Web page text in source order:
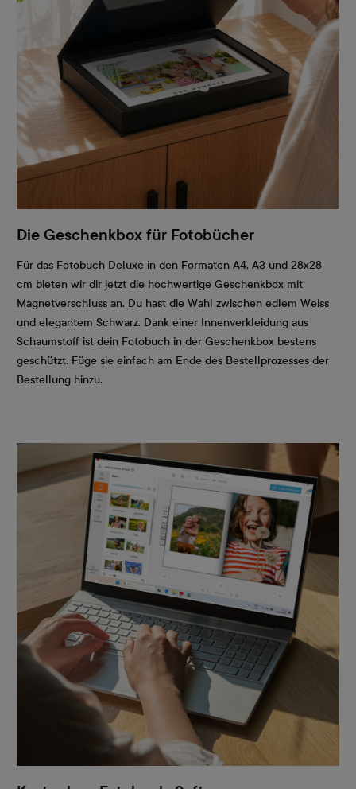
Die Geschenkbox für Fotobücher
Für das Fotobuch Deluxe in den Formaten A4, A3 und 28x28
cm bieten wir dir jetzt die hochwertige Geschenkbox mit
Magnetverschluss an. Du hast die Wahl zwischen edlem Weiss
und elegantem Schwarz. Dank einer Innenverkleidung aus
Schaumstoff ist dein Fotobuch in der Geschenkbox bestens
geschützt. Füge sie einfach am Ende des Bestellprozesses der
Bestellung hinzu.